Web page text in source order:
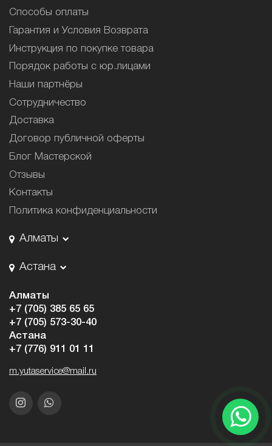
Способы оплаты
Гарантия и Условия Возврата
Инструкция по покупке товара
Порядок работы с юр.лицами
Наши партнёры
Сотрудничество
Доставка
Договор публичной оферты
Блог Мастерской
Отзывы
Контакты
Политика конфиденциальности
Алматы
Астана
Алматы
+7 (705) 385 65 65
+7 (705) 573-30-40
Астана
+7 (776) 911 01 11
m.yutaservice@mail.ru